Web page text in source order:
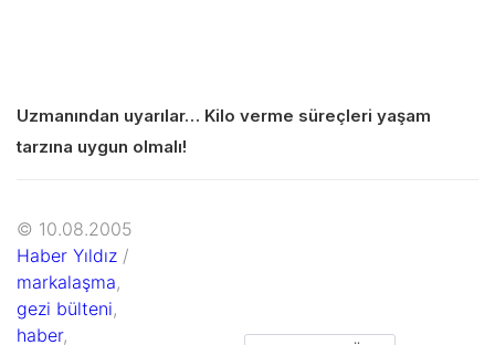
Uzmanından uyarılar… Kilo verme süreçleri yaşam
tarzına uygun olmalı!
© 10.08.2005
Haber Yıldız /
markalaşma,
gezi bülteni,
haber,